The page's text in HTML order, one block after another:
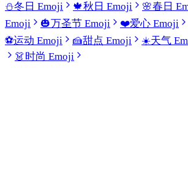
⛄冬日 Emoji 🍁秋日 Emoji 🌸春日
Emoji
🎃万圣节 Emoji ❤️爱心 Emoji
⚽运动 Emoji 🍰甜点 Emoji ☀️天气
👗时尚 Emoji